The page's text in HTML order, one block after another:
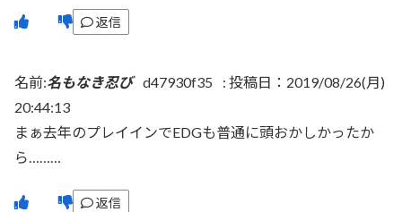
返信
名前:名もなき忍び d47930f35 : 投稿日：2019/08/26(月)
20:44:13
まぁ去年のプレイインでEDGも普通に頭おかしかったか
ら………
返信